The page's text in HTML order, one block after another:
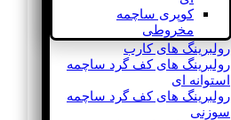
کوپری ساچمه
مخروطی
رولبرینگ های کارب
رولبرینگ های کف گرد ساچمه
استوانه ای
رولبرینگ های کف گرد ساچمه
سوزنی